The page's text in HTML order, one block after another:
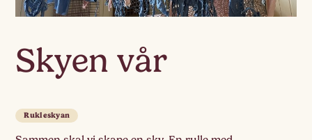
Skyen vår
Rukleskyan